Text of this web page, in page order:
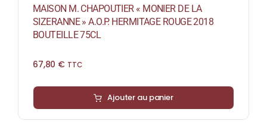
MAISON M. CHAPOUTIER « MONIER DE LA
SIZERANNE » A.O.P. HERMITAGE ROUGE 2018
BOUTEILLE 75CL
67,80 € TTC
Ajouter au panier